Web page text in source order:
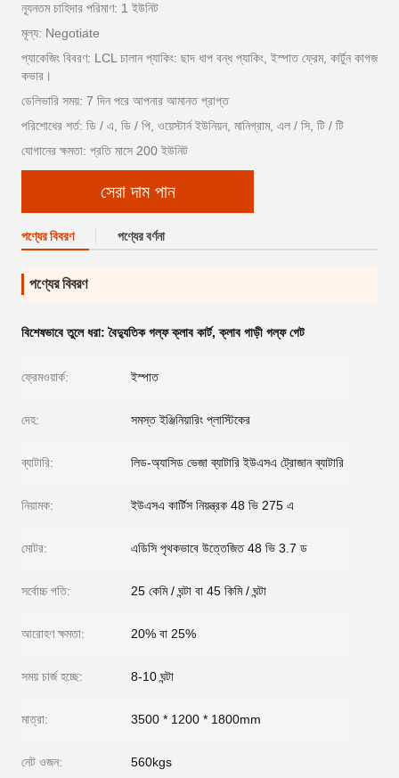
ন্যূনতম চাহিদার পরিমাণ: 1 ইউনিট
মূল্য: Negotiate
প্যাকেজিং বিবরণ: LCL চালান প্যাকিং: ছাদ ধাপ বন্ধ প্যাকিং, ইস্পাত ফ্রেম, কার্টুন কাগজ
কভার।
ডেলিভারি সময়: 7 দিন পরে আপনার আমানত প্রাপ্ত
পরিশোধের শর্ত: ডি / এ, ডি / পি, ওয়েস্টার্ন ইউনিয়ন, মানিগ্রাম, এল / সি, টি / টি
যোগানের ক্ষমতা: প্রতি মাসে 200 ইউনিট
সেরা দাম পান
পণ্যের বিবরণ পণ্যের বর্ণনা
পণ্যের বিবরণ
বিশেষভাবে তুলে ধরা:বৈদ্যুতিক গল্ফ ক্লাব কার্ট,ক্লাব গাড়ী গল্ফ গেট
ফ্রেমওয়ার্ক: ইস্পাত
দেহ: সমস্ত ইঞ্জিনিয়ারিং প্লাস্টিকের
ব্যাটারি: লিড-অ্যাসিড ভেজা ব্যাটারি ইউএসএ ট্রোজান ব্যাটারি
নিয়ামক: ইউএসএ কার্টিস নিয়ন্ত্রক 48 ভি 275 এ
মোটর: এডিসি পৃথকভাবে উত্তেজিত 48 ভি 3.7 ড
সর্বোচ্চ গতি: 25 কেমি / ঘন্টা বা 45 কিমি / ঘন্টা
আরোহণ ক্ষমতা: 20% বা 25%
সময় চার্জ হচ্ছে: 8-10 ঘন্টা
মাত্রা: 3500 * 1200 * 1800mm
নেট ওজন: 560kgs